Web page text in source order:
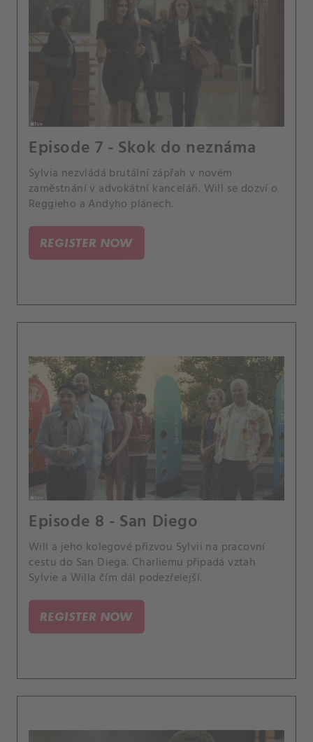
Episode 7 - Skok do neznáma
Sylvia nezvládá brutální zápřah v novém
zaměstnání v advokátní kanceláři. Will se dozví o
Reggieho a Andyho plánech.
REGISTER NOW
Episode 8 - San Diego
Will a jeho kolegové přizvou Sylvii na pracovní
cestu do San Diega. Charliemu připadá vztah
Sylvie a Willa čím dál podezřelejší.
REGISTER NOW